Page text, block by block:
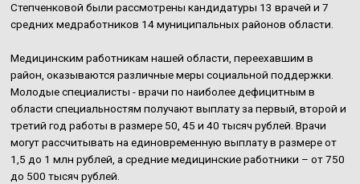
Степченковой были рассмотрены кандидатуры 13 врачей и 7
средних медработников 14 муниципальных районов области.
Медицинским работникам нашей области, переехавшим в
район, оказываются различные меры социальной поддержки.
Молодые специалисты - врачи по наиболее дефицитным в
области специальностям получают выплату за первый, второй и
третий год работы в размере 50, 45 и 40 тысяч рублей. Врачи
могут рассчитывать на единовременную выплату в размере от
1,5 до 1 млн рублей, а средние медицинские работники – от 750
до 500 тысяч рублей.